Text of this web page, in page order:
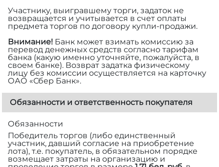
Участнику, выигравшему торги, задаток не
возвращается и учитывается в счет оплаты
предмета торгов по договору купли-продажи.
Внимание! Банк может взимать комиссию за
перевод денежных средств согласно тарифам
банка (какую именно уточняйте, пожалуйста, в
своем банке). Возврат задатка физическому
лицу без комиссии осуществляется на карточку
ОАО «Сбер Банк».
Обязанности и ответственность покупателя
Обязанности
Победитель торгов (либо единственный
участник, давший согласие на приобретение
лота), т.е. покупатель, в обязательном порядке
возмещает затраты на организацию и